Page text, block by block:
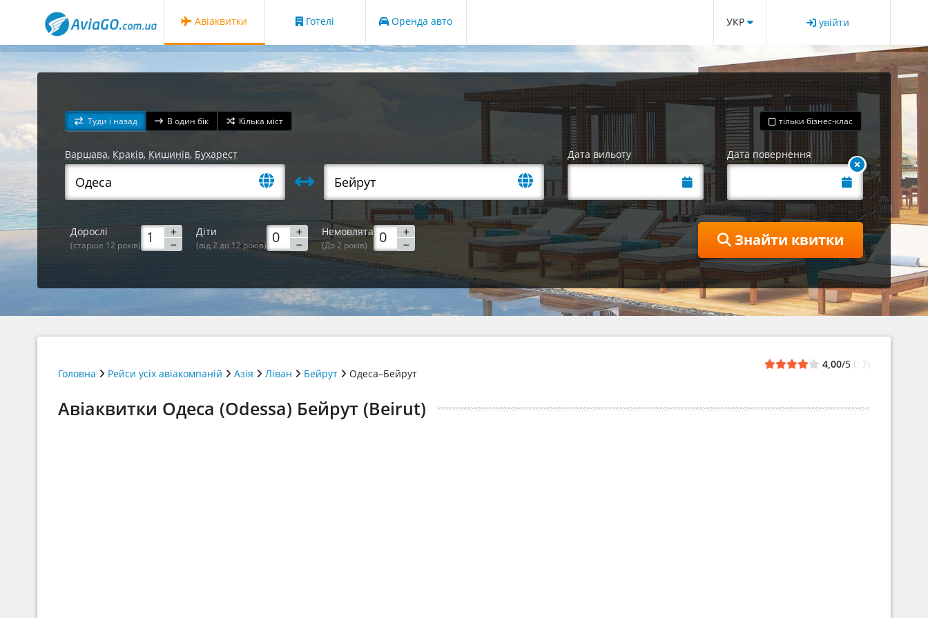
Авіаквитки Готелі Оренда авто УКР увійти
Туди і назад В один бік Кілька міст тільки бізнес-клас
Варшава, Краків, Кишинів, Бухарест Дата вильоту Дата повернення
Дорослі
(старше 12 років)
Діти
(від 2 до 12 років)
Немовлята
(До 2 років) Знайти квитки
Головна Рейси усіх авіакомпаній Азія Ліван Бейрут Одеса–Бейрут
4,00/5 (: 7)
Авіаквитки Одеса (Odessa) Бейрут (Beirut)